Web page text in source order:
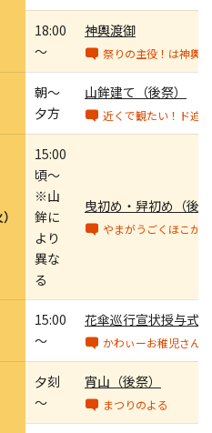
18:00
～
神輿渡御
祭りの主役！は神輿
朝～
夕方
山鉾建て（後祭）
近くで観たい！ド迫
15:00
頃～
※山
鉾に
より
異な
る
曳初め・舁初め（後
やまがうごくほこが
15:00
～
花傘巡行宣状授与式
かわぃーお稚児さん
夕刻
～
宵山（後祭）
まつりのよる